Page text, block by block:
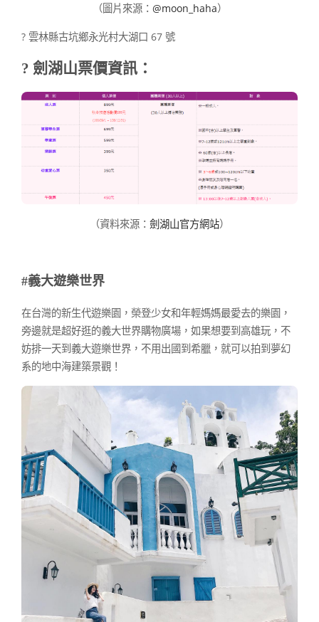
（圖片來源： @moon_haha）
? 雲林縣古坑鄉永光村大湖口 67 號
? 劍湖山票價資訊：
（資料來源： 劍湖山官方網站）
#義大遊樂世界
在台灣的新生代遊樂園，榮登少女和年輕媽媽最愛去的樂園，
旁邊就是超好逛的義大世界購物廣場，如果想要到高雄玩，不
妨排一天到義大遊樂世界，不用出國到希臘，就可以拍到夢幻
系的地中海建築景觀！